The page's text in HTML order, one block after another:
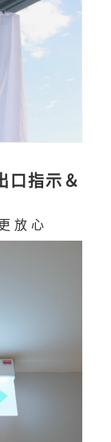
口指示＆
放心